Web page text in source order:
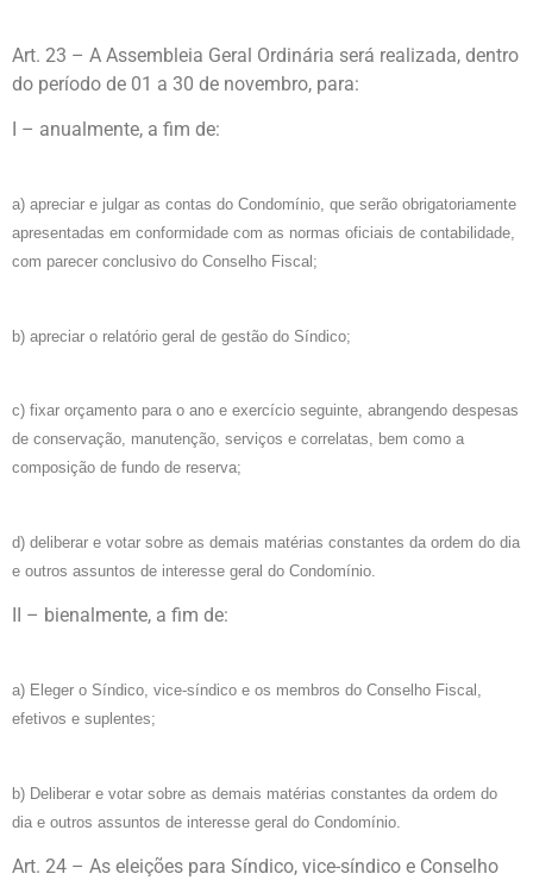
Art. 23 – A Assembleia Geral Ordinária será realizada, dentro
do período de 01 a 30 de novembro, para:
I – anualmente, a fim de:
a) apreciar e julgar as contas do Condomínio, que serão obrigatoriamente
apresentadas em conformidade com as normas oficiais de contabilidade,
com parecer conclusivo do Conselho Fiscal;
b) apreciar o relatório geral de gestão do Síndico;
c) fixar orçamento para o ano e exercício seguinte, abrangendo despesas
de conservação, manutenção, serviços e correlatas, bem como a
composição de fundo de reserva;
d) deliberar e votar sobre as demais matérias constantes da ordem do dia
e outros assuntos de interesse geral do Condomínio.
II – bienalmente, a fim de:
a) Eleger o Síndico, vice-síndico e os membros do Conselho Fiscal,
efetivos e suplentes;
b) Deliberar e votar sobre as demais matérias constantes da ordem do
dia e outros assuntos de interesse geral do Condomínio.
Art. 24 – As eleições para Síndico, vice-síndico e Conselho